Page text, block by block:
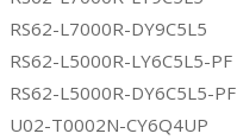
RS62-L7000R-DY9C5L5
RS62-L5000R-LY6C5L5-PF
RS62-L5000R-DY6C5L5-PF
U02-T0002N-CY6Q4UP